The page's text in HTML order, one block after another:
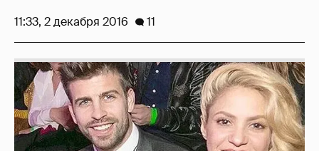
11:33, 2 декабря 2016 11